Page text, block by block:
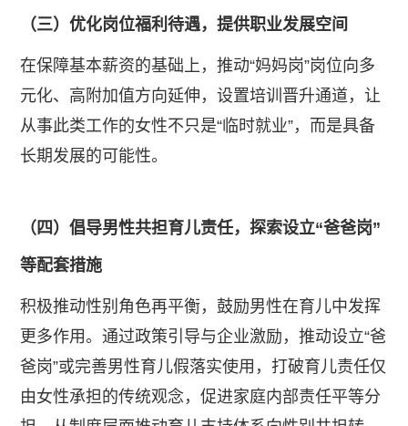
（三）优化岗位福利待遇，提供职业发展空间
​在保障基本薪资的基础上，推动“妈妈岗”岗位向多
元化、高附加值方向延伸，设置培训晋升通道，让
从事此类工作的女性不只是“临时就业”，而是具备
长期发展的可能性。
（四）倡导男性共担育儿责任，探索设立“爸爸岗”
等配套措施
​积极推动性别角色再平衡，鼓励男性在育儿中发挥
更多作用。通过政策引导与企业激励，推动设立“爸
爸岗”或完善男性育儿假落实使用，打破育儿责任仅
由女性承担的传统观念，促进家庭内部责任平等分